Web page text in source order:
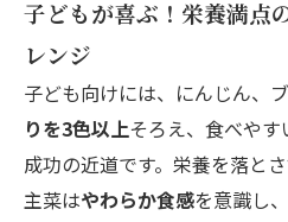
子どもが喜ぶ！栄養満点
レンジ
子ども向けには、にんじん、
りを3色以上そろえ、食べや
成功の近道です。栄養を落と
主菜はやわらか食感を意識し